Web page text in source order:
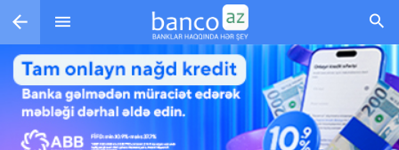
Skip to main content